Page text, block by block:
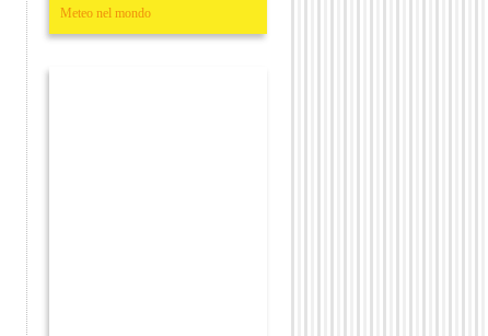
Meteo nel mondo